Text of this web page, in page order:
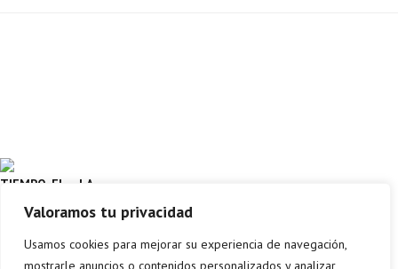
Valoramos tu privacidad
Usamos cookies para mejorar su experiencia de navegación,
mostrarle anuncios o contenidos personalizados y analizar
TIEMPO, EL – LA
TODOS
PELLO ZABALA
Leire